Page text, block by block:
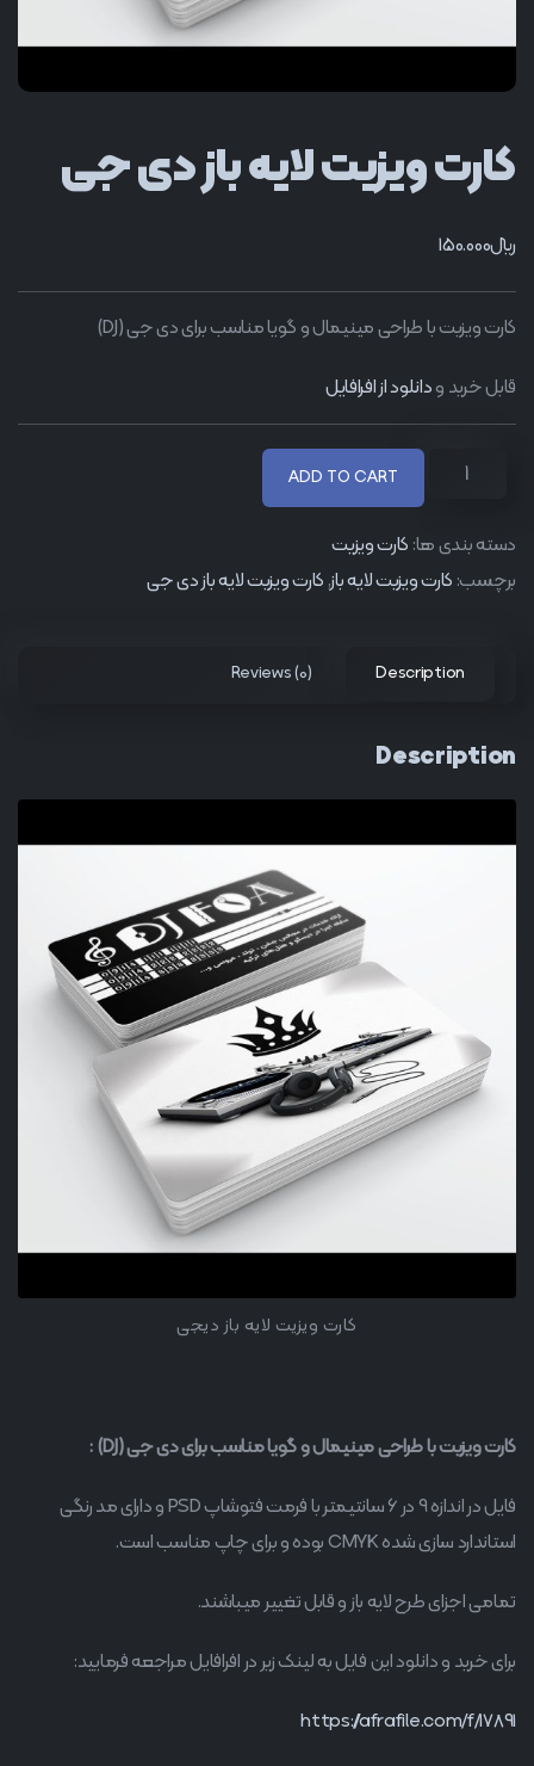
کارت ویزیت لایه باز دی جی
﷼150.000
کارت ویزیت با طراحی مینیمال و گویا مناسب برای دی جی (DJ)
قابل خرید ودانلود از افرافایل
ADD TO CART
دسته بندی ها: کارت ویزیت
برچسب: کارت ویزیت لایه باز,کارت ویزیت لایه باز دی جی
Description
Reviews (0)
Description
کارت ویزیت لایه باز دیجی
کارت ویزیت با طراحی مینیمال و گویا مناسب برای دی جی (DJ) :
فایل در اندازه 9 در 6 سانتیمتر با فرمت فتوشاپ PSD و دارای مد رنگی
استاندارد سازی شده CMYK بوده و برای چاپ مناسب است.
تمامی اجزای طرح لایه باز و قابل تغییر میباشند.
برای خرید و دانلود این فایل به لینک زیر در افرافایل مراجعه فرمایید:
https://afrafile.com/f/17891